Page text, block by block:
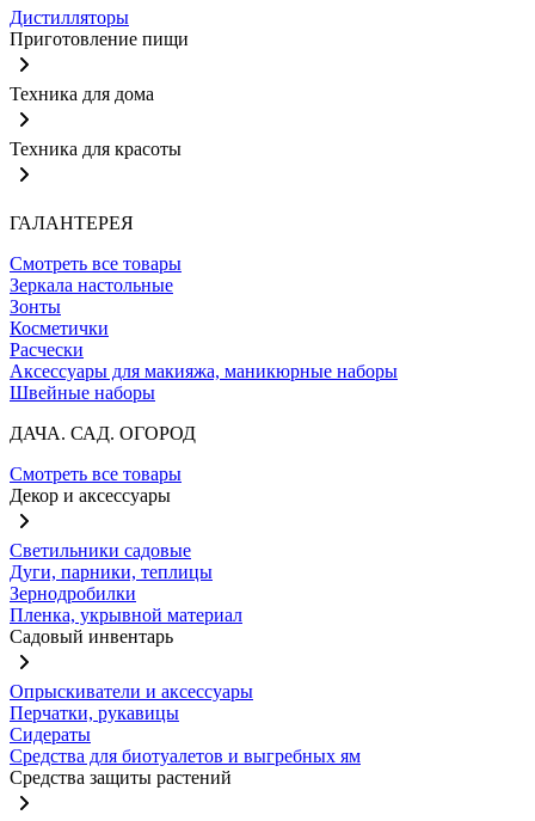
Дистилляторы
Приготовление пищи
Техника для дома
Техника для красоты
ГАЛАНТЕРЕЯ
Смотреть все товары
Зеркала настольные
Зонты
Косметички
Расчески
Аксессуары для макияжа, маникюрные наборы
Швейные наборы
ДАЧА. САД. ОГОРОД
Смотреть все товары
Декор и аксессуары
Светильники садовые
Дуги, парники, теплицы
Зернодробилки
Пленка, укрывной материал
Садовый инвентарь
Опрыскиватели и аксессуары
Перчатки, рукавицы
Сидераты
Средства для биотуалетов и выгребных ям
Средства защиты растений